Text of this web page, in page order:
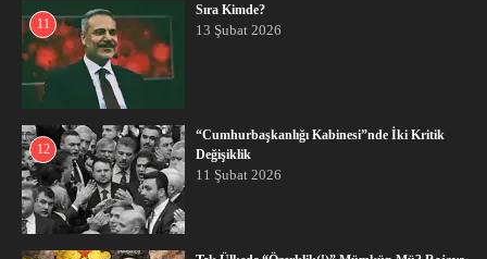
11
Sıra Kimde?
13 Şubat 2026
12
“Cumhurbaşkanlığı Kabinesi”nde İki Kritik
Değişiklik
11 Şubat 2026